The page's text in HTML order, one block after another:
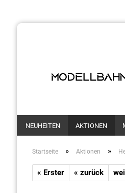
NEUHEITEN AKTIONEN
Startseite » Aktionen »
« Erster « zurück